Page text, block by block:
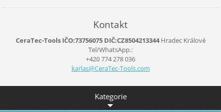
Kontakt
CeraTec-Tools IČO:73756075 DIČ:CZ8504213344Hradec Králové
Tel/WhatsApp.:
+420 774 278 036
karlas@CeraTec-Tools.com
Kategorie